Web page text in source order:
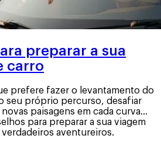
preparar a sua
carro
prefere fazer o levantamento do
seu próprio percurso, desafiar
paisagens em cada curva...
para preparar a sua viagem
aventureiros.